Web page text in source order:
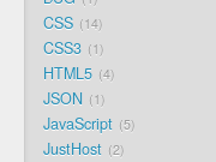
CSS 14
CSS3 1
HTML5 4
JSON 1
JavaScript 5
JustHost 2